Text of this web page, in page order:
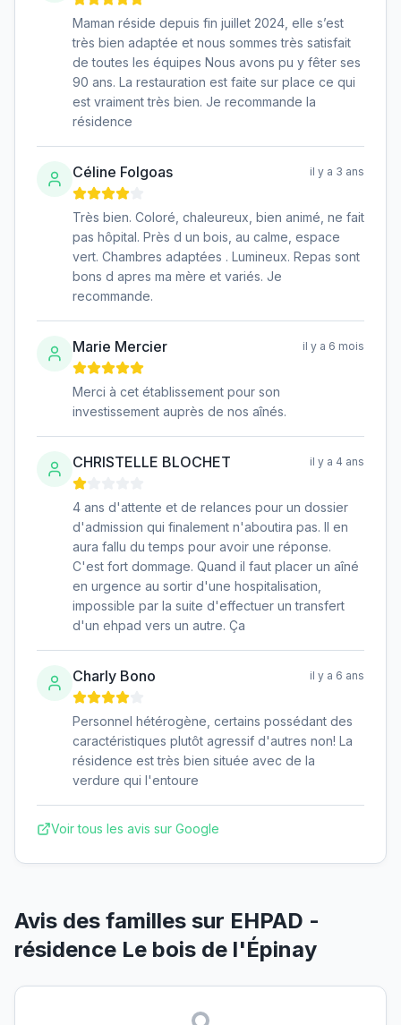
Maman réside depuis fin juillet 2024, elle s’est
très bien adaptée et nous sommes très satisfait
de toutes les équipes Nous avons pu y fêter ses
90 ans. La restauration est faite sur place ce qui
est vraiment très bien. Je recommande la
résidence
Céline Folgoas il y a 3 ans
Très bien. Coloré, chaleureux, bien animé, ne fait
pas hôpital. Près d un bois, au calme, espace
vert. Chambres adaptées . Lumineux. Repas sont
bons d apres ma mère et variés. Je
recommande.
Marie Mercier il y a 6 mois
Merci à cet établissement pour son
investissement auprès de nos aînés.
CHRISTELLE BLOCHET il y a 4 ans
4 ans d'attente et de relances pour un dossier
d'admission qui finalement n'aboutira pas. Il en
aura fallu du temps pour avoir une réponse.
C'est fort dommage. Quand il faut placer un aîné
en urgence au sortir d'une hospitalisation,
impossible par la suite d'effectuer un transfert
d'un ehpad vers un autre. Ça
Charly Bono il y a 6 ans
Personnel hétérogène, certains possédant des
caractéristiques plutôt agressif d'autres non! La
résidence est très bien située avec de la
verdure qui l'entoure
Voir tous les avis sur Google
Avis des familles sur EHPAD -
résidence Le bois de l'Épinay